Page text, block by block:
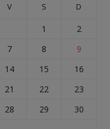
V S D
1
2
7 8
9
14 15
16
21 22
23
28 29
30